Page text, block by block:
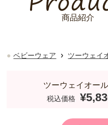
商品紹介
ベビーウェア › ツーウェイ
ツーウェイオール
税込価格